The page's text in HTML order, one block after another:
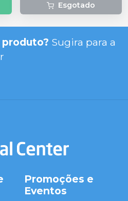
Esgotado
produto? Sugira para a
Promoções e
Eventos